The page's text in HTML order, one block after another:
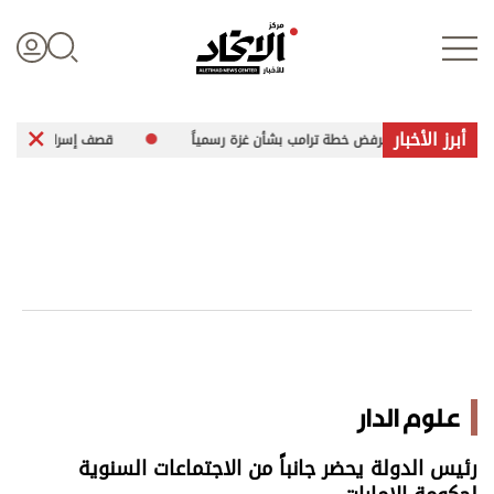
علوم الدار
اقتصاد
أبرز الأخبار
ترفض خطة ترامب بشأن غزة رسمياً قصف إسرائيلي يطال 4 قرى جنوب لبنان
علوم الدار
رئيس الدولة يحضر جانباً من الاجتماعات السنوية